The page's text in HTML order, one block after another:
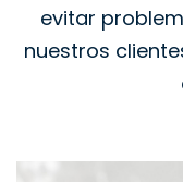
evitar
nuestros